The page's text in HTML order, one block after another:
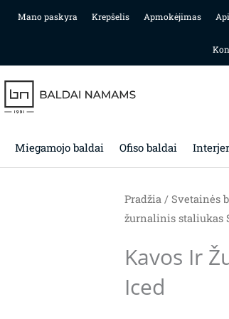
Mano paskyra Krepšelis Apmokėjimas
Miegamojo baldai Ofiso baldai
Pradžia/ Svetainės
žurnalinis staliukas
Kavos Ir
Iced